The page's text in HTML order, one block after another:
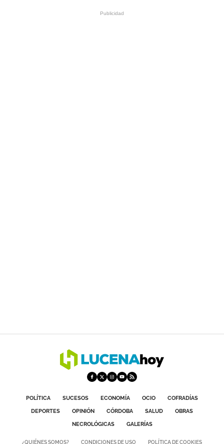
POLÍTICA SUCESOS ECONOMÍA OCIO
COFRADÍAS
DEPORTES
OPINIÓN CÓRDOBA SALUD
OBRAS
NECROLÓGICAS
GALERÍAS
¿QUIÉNES SOMOS? CONDICIONES DE USO POLÍTICA DE COOKIES